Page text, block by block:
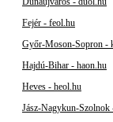
Fejér - feol.hu
Győr-Moson-Sopron -
Hajdú-Bihar - haon.hu
Heves - heol.hu
Jász-Nagykun-Szolnok